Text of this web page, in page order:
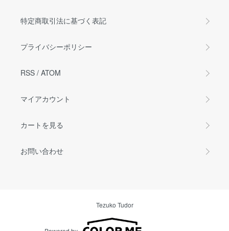
特定商取引法に基づく表記
プライバシーポリシー
RSS / ATOM
マイアカウント
カートを見る
お問い合わせ
Tezuko Tudor